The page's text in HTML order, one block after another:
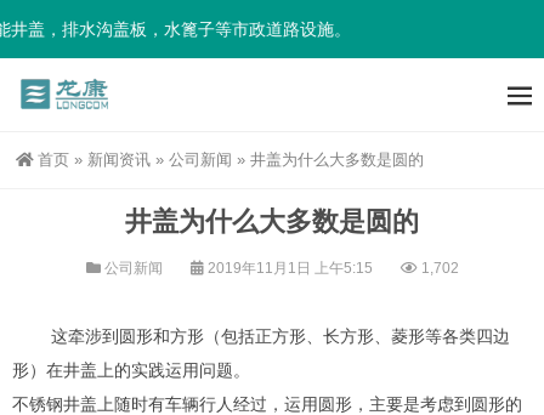
盖，排水沟盖板，水篦子等市政道路设施。
首页 » 新闻资讯 » 公司新闻 » 井盖为什么大多数是圆的
井盖为什么大多数是圆的
公司新闻 2019年11月1日 上午5:15 1,702
这牵涉到圆形和方形（包括正方形、长方形、菱形等各类四边
形）在井盖上的实践运用问题。
不锈钢井盖上随时有车辆行人经过，运用圆形，主要是考虑到圆形的